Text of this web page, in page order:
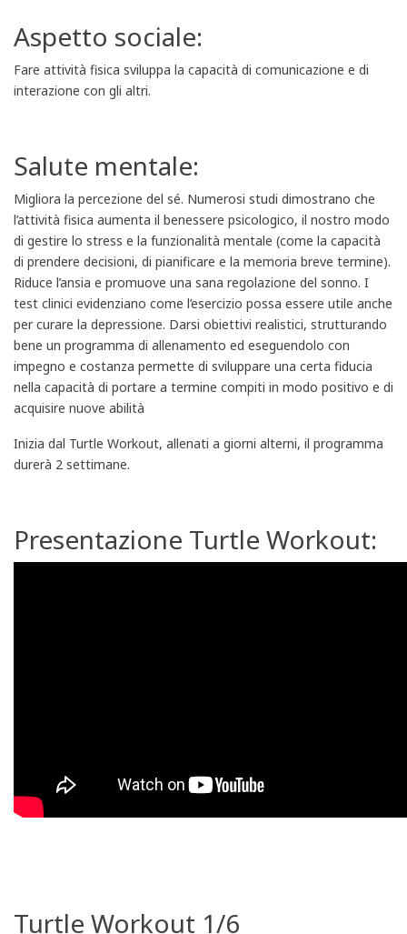
Aspetto sociale:
Fare attività fisica sviluppa la capacità di comunicazione e di
interazione con gli altri.
Salute mentale:
Migliora la percezione del sé. Numerosi studi dimostrano che
l’attività fisica aumenta il benessere psicologico, il nostro modo
di gestire lo stress e la funzionalità mentale (come la capacità
di prendere decisioni, di pianificare e la memoria breve termine).
Riduce l’ansia e promuove una sana regolazione del sonno. I
test clinici evidenziano come l’esercizio possa essere utile anche
per curare la depressione. Darsi obiettivi realistici, strutturando
bene un programma di allenamento ed eseguendolo con
impegno e costanza permette di sviluppare una certa fiducia
nella capacità di portare a termine compiti in modo positivo e di
acquisire nuove abilità
Inizia dal Turtle Workout, allenati a giorni alterni, il programma
durerà 2 settimane.
Presentazione Turtle Workout:
Turtle Workout 1/6